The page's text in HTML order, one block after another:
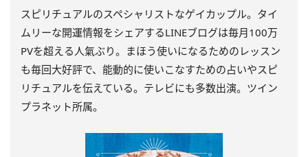
スピリチュアルのスペシャリストなゲイカップル。タイ
ムリーな開運情報をシェアするLINEブログは毎月100万
PVを超える人氣ぶり。まほう使いになるためのレッスン
も毎回大好評で、能動的に使いこなすための占いやスピ
リチュアルを伝えている。テレビにも多数出演。ツイン
プラネット所属。